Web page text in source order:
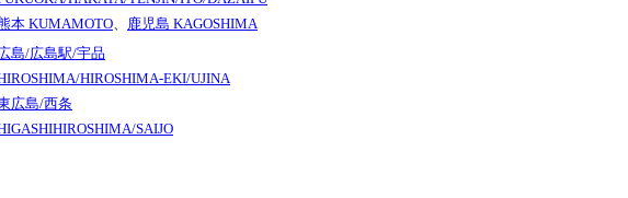
本 KUMAMOTO、 鹿児島 KAGOSHIMA
島/広島駅/宇品
HIROSHIMA-EKI/UJINA
広島/西条
SAIJO